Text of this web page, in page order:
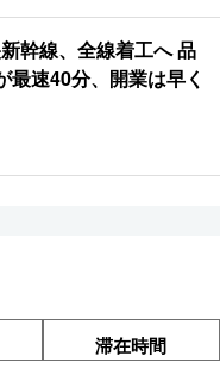
幹線、全線着工へ 品
最速40分、開業は早く
滞在時間